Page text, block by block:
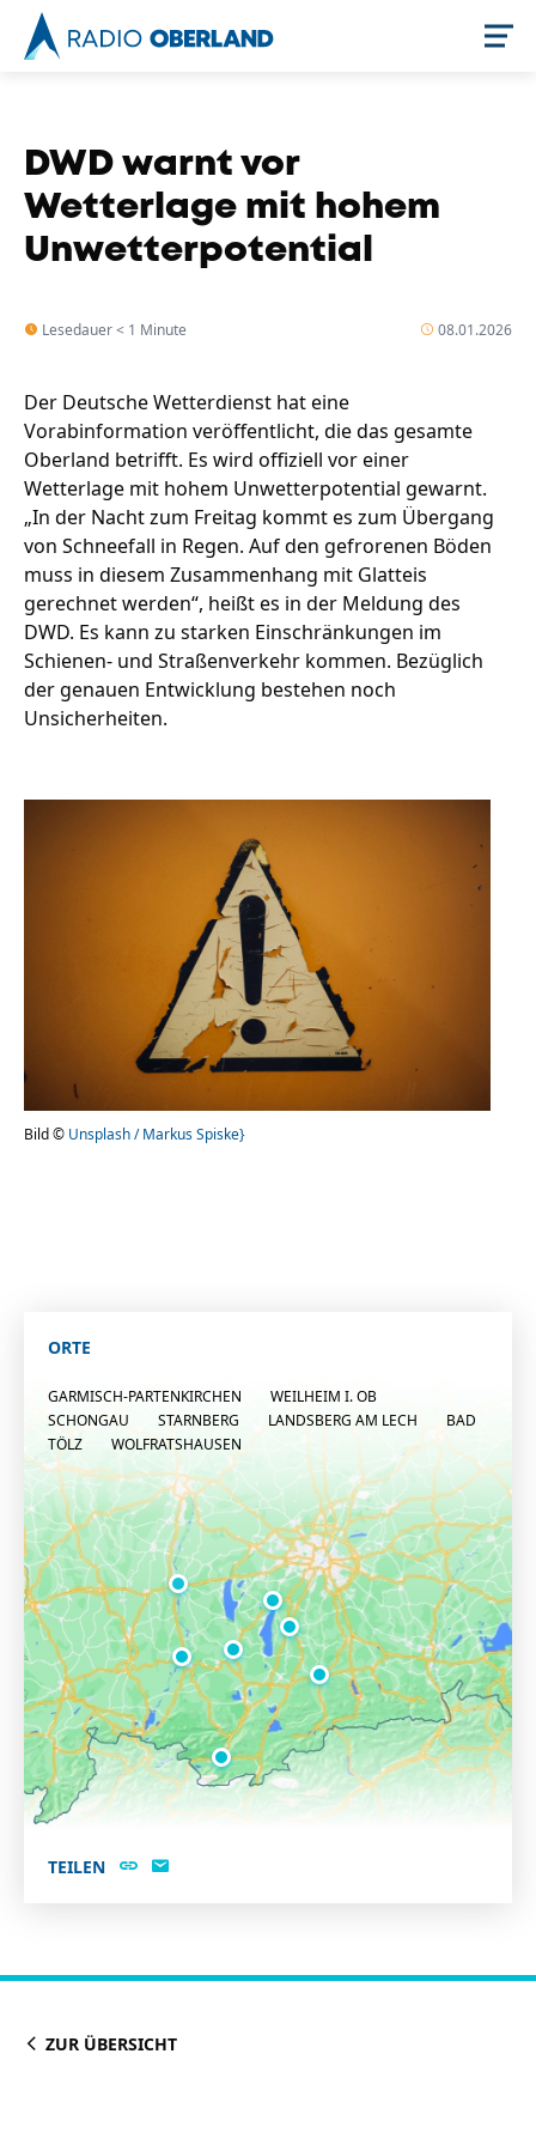
Newsreader
Stellenangebote
Unternehmen
Das geheime Geräusch
Wandern
Zeit fürs Oberland
Handwerker
DWD warnt vor
Wetterlage mit hohem
Unwetterpotential
Lesedauer < 1 Minute 08.01.2026
Der Deutsche Wetterdienst hat eine
Vorabinformation veröffentlicht, die das gesamte
Oberland betrifft. Es wird offiziell vor einer
Wetterlage mit hohem Unwetterpotential gewarnt.
„In der Nacht zum Freitag kommt es zum Übergang
von Schneefall in Regen. Auf den gefrorenen Böden
muss in diesem Zusammenhang mit Glatteis
gerechnet werden“, heißt es in der Meldung des
DWD. Es kann zu starken Einschränkungen im
Schienen- und Straßenverkehr kommen. Bezüglich
der genauen Entwicklung bestehen noch
Unsicherheiten.
Bild © Unsplash / Markus Spiske}
ORTE
GARMISCH-PARTENKIRCHEN
WEILHEIM I. OB
SCHONGAU
STARNBERG LANDSBERG AM LECH
BAD
TÖLZ
WOLFRATSHAUSEN
TEILEN
ZUR ÜBERSICHT